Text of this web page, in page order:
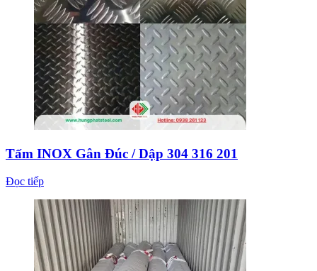
Tấm INOX Gân Đúc / Dập 304 316 201
Đọc tiếp